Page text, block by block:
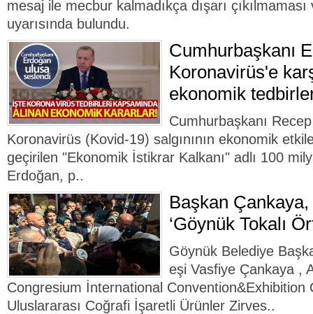
mesaj ile mecbur kalmadıkça dışarı
uyarısında bulundu.
Cumhurbaşkanı
Koronavirüs'e
ekonomik
Cumhurbaşkanı
Koronavirüs (Kovid-19) salgınının ekonomik
geçirilen "Ekonomik İstikrar Kalkanı" adlı 100
Erdoğan, p..
Başkan
‘Göynük Tokalı
Göynük Belediye
eşi Vasfiye Çankaya ,
Congresium İnternational Convention&Exhibition
Uluslararası Coğrafi İşaretli Ürünler Zirves..